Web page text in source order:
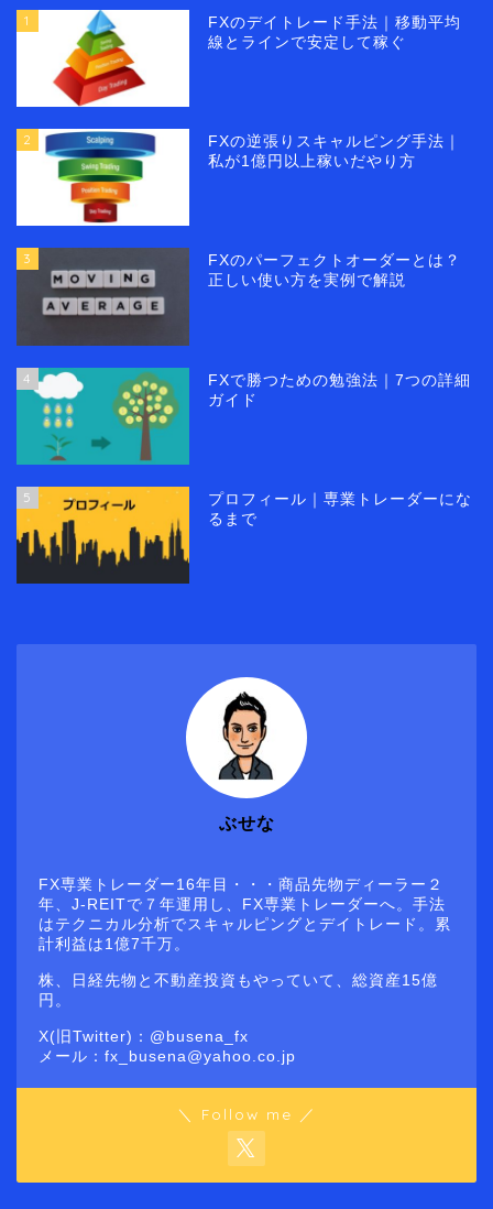
1
FXのデイトレード手法｜移動平均
線とラインで安定して稼ぐ
2
FXの逆張りスキャルピング手法｜
私が1億円以上稼いだやり方
3
FXのパーフェクトオーダーとは？
正しい使い方を実例で解説
4
FXで勝つための勉強法｜7つの詳細
ガイド
5
プロフィール｜専業トレーダーにな
るまで
ぶせな
FX専業トレーダー16年目・・・商品先物ディーラー２
年、J-REITで７年運用し、FX専業トレーダーへ。手法
はテクニカル分析でスキャルピングとデイトレード。累
計利益は1億7千万。
株、日経先物と不動産投資もやっていて、総資産15億
円。
X(旧Twitter)：@busena_fx
メール：fx_busena@yahoo.co.jp
＼ Follow me ／